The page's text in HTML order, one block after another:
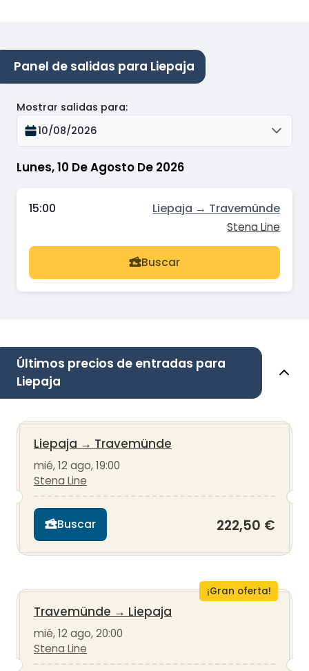
Panel de salidas para Liepaja
Lunes, 10 De Agosto De 2026
Mostrar salidas para:
10/08/2026
15:00 Liepaja → Travemünde
Stena Line
Buscar
Últimos precios de entradas para
Liepaja
Liepaja → Travemünde
mié, 12 ago, 19:00
Stena Line
Buscar 222,50 €
¡Gran oferta!
Travemünde → Liepaja
mié, 12 ago, 20:00
Stena Line